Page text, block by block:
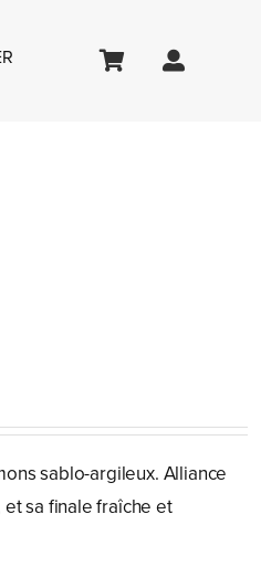
sablo-argileux. Alliance
sa finale fraîche et